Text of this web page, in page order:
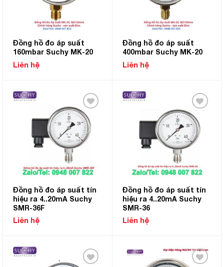
Đồng hồ đo áp suất
160mbar Suchy MK-20
Liên hệ
Đồng hồ đo áp suất
400mbar Suchy MK-20
Liên hệ
Add to
Wishlist
Đồng hồ đo áp suất tín
hiệu ra 4..20mA Suchy
SMR-36F
Liên hệ
Add to
Wishlist
Đồng hồ đo áp suất tín
hiệu ra 4..20mA Suchy
SMR-36
Liên hệ